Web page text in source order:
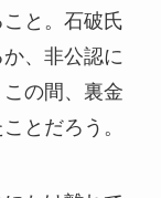
と。石破氏
、非公認に
の間、裏金
とだろう。